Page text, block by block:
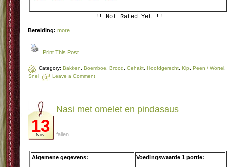
!! Not Rated Yet !!
Bereiding: more…
Print This Post
Category: Bakken Boemboe Brood Gehakt Hoofdgerecht Kip Peen / Wortel
Snel
Leave a Comment
13
Nov
Nasi met omelet en pindasaus
falien
Algemene gegevens: Voedingswaarde 1 portie: